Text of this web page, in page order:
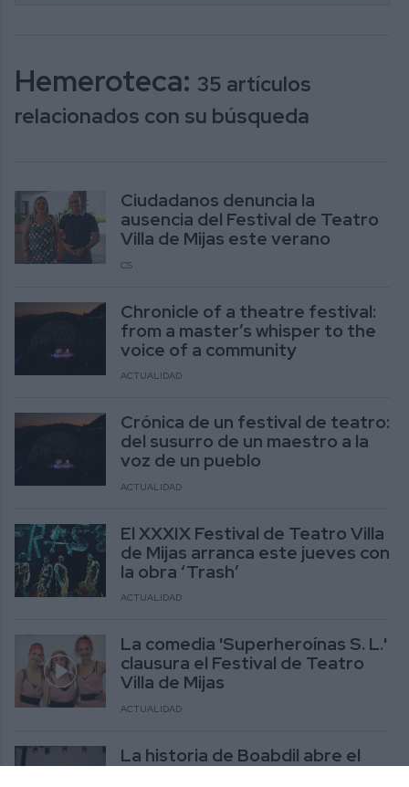
Hemeroteca: 35 artículos
relacionados con su búsqueda
Ciudadanos denuncia la
ausencia del Festival de Teatro
Villa de Mijas este verano
CS
Chronicle of a theatre festival:
from a master’s whisper to the
voice of a community
ACTUALIDAD
Crónica de un festival de teatro:
del susurro de un maestro a la
voz de un pueblo
ACTUALIDAD
El XXXIX Festival de Teatro Villa
de Mijas arranca este jueves con
la obra ‘Trash’
ACTUALIDAD
La comedia 'Superheroínas S. L.'
clausura el Festival de Teatro
Villa de Mijas
ACTUALIDAD
La historia de Boabdil abre el
XXXVIII Festival de Teatro Villa